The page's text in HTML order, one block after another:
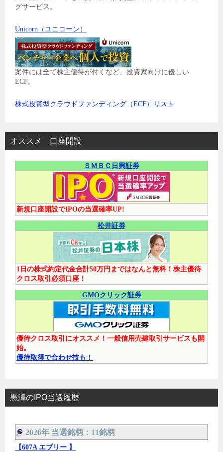
グサービス。
Unicorn（ユニコーン）
案件には全て株主優待が付くなど、投資家向けに優しい
ECF。
株式投資型クラウドファンディング（ECF）リスト
オススメ 口座開設
ＳＭＢＣ日興証券
新規口座開設でIPOの当選確率UP!
松井証券
1日の株式約定代金合計50万円まではなんと無料！株主優待
クロス取引必須口座！
GMOクリック証券
優待クロス取引にオススメ！一般信用売建取引サービスも開
始。
優待取得で合わせ技も！
黒澤のIPO当選履歴
2026年 当選銘柄：11銘柄
【607A エブリー 】